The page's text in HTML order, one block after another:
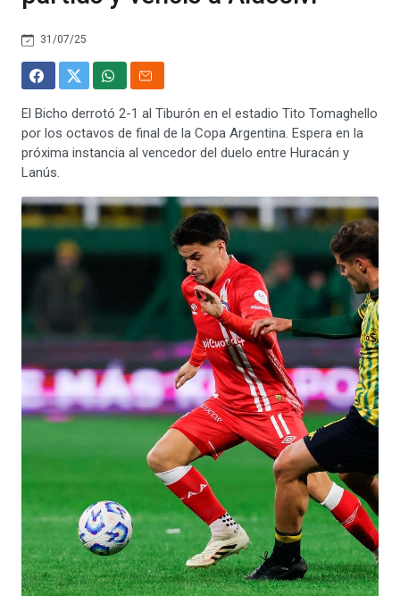
31/07/25
El Bicho derrotó 2-1 al Tiburón en el estadio Tito Tomaghello
por los octavos de final de la Copa Argentina. Espera en la
próxima instancia al vencedor del duelo entre Huracán y
Lanús.